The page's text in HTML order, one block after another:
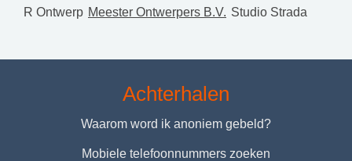
R Ontwerp Meester Ontwerpers B.V. Studio Strada
Achterhalen
Waarom word ik anoniem gebeld?
Mobiele telefoonnummers zoeken